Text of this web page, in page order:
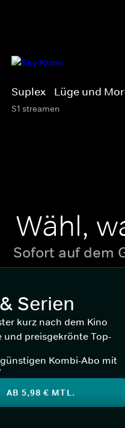
Suplex - Lüge und
S1 streamen
Wähl,
Sofort auf dem
Serien
kurz nach dem Kino
und preisgekrönte Top-
Kombi-Abo mit
AB 5,98 € MTL.